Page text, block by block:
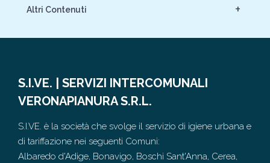
+
Altri Contenuti
S.I.VE. | SERVIZI INTERCOMUNALI
VERONAPIANURA S.R.L.
S.I.VE. è la società che svolge il servizio di igiene urbana e
di tariffazione nei seguenti Comuni:
Albaredo d'Adige, Bonavigo, Boschi Sant'Anna, Cerea,